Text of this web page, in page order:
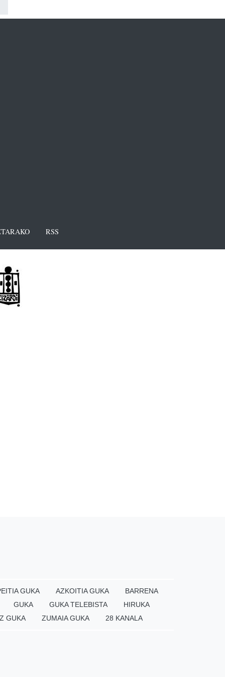
RSS
GUKA AZKOITIA GUKA
BARRENA
GUKA
GUKA TELEBISTA
HIRUKA
GUKA
ZUMAIA GUKA 28 KANALA